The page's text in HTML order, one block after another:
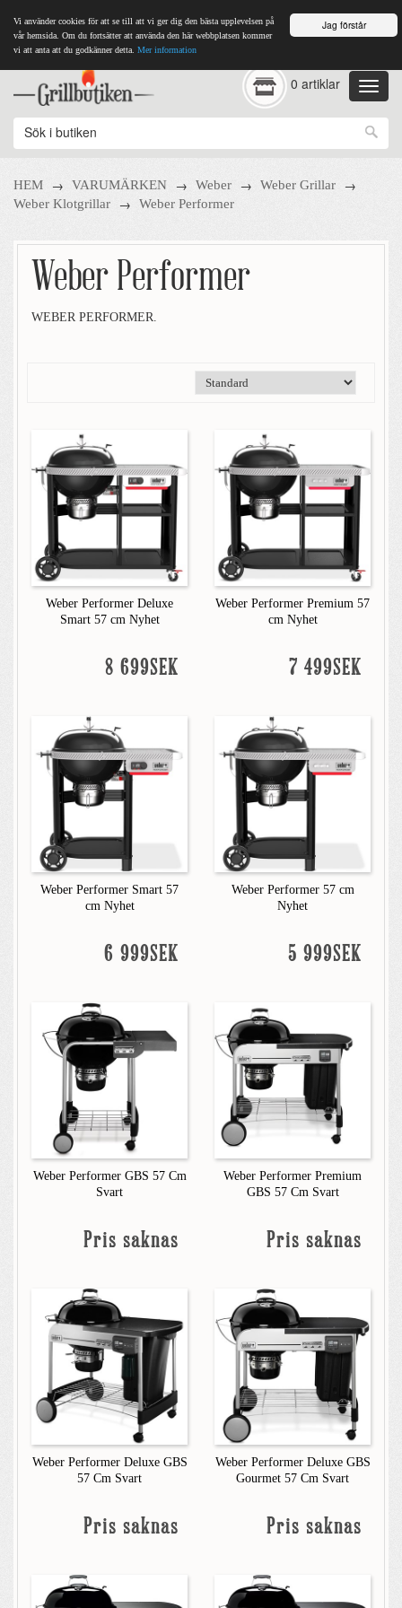
Jag förstår
Vi använder cookies för att se till att vi ger dig den bästa upplevelsen på
vår hemsida. Om du fortsätter att använda den här webbplatsen kommer
vi att anta att du godkänner detta. Mer information
0 artiklar
HEM → VARUMÄRKEN → Weber → Weber Grillar →
Weber Klotgrillar → Weber Performer
Weber Performer
WEBER PERFORMER.
Weber Performer Deluxe
Smart 57 cm Nyhet
8 699SEK
Weber Performer Premium 57
cm Nyhet
7 499SEK
Weber Performer Smart 57
cm Nyhet
6 999SEK
Weber Performer 57 cm
Nyhet
5 999SEK
Weber Performer GBS 57 Cm
Svart
Pris saknas
Weber Performer Premium
GBS 57 Cm Svart
Pris saknas
Weber Performer Deluxe GBS
57 Cm Svart
Pris saknas
Weber Performer Deluxe GBS
Gourmet 57 Cm Svart
Pris saknas